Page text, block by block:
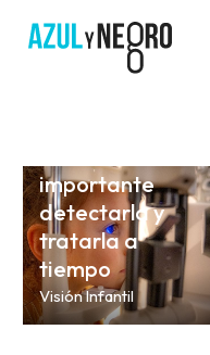
05/02/2026
Control de la
importante
detectarla y
tratarla a
tiempo
Visión Infantil